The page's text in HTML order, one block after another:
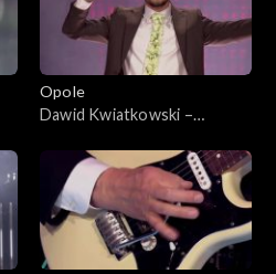
Opole
Dawid Kwiatkowski –
niebo”, „Proste”. 63. KFPP:
Koncert „SuperJedynki”